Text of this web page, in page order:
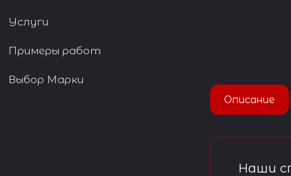
Описание
Наши
Услуги
Примеры работ
Выбор Марки